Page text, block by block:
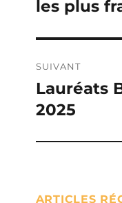
les plus
SUIVANT
Publication
suivante :
Lauréats
2025
ARTICLES